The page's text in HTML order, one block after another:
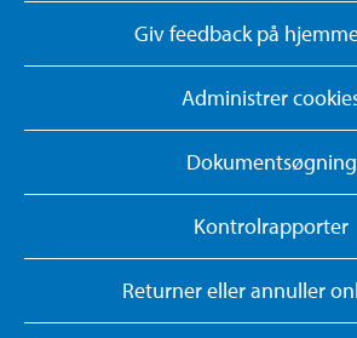
Giv feedback på
Administrer
Dokumentsøgning
Kontrolrapporter
Returner eller annuller